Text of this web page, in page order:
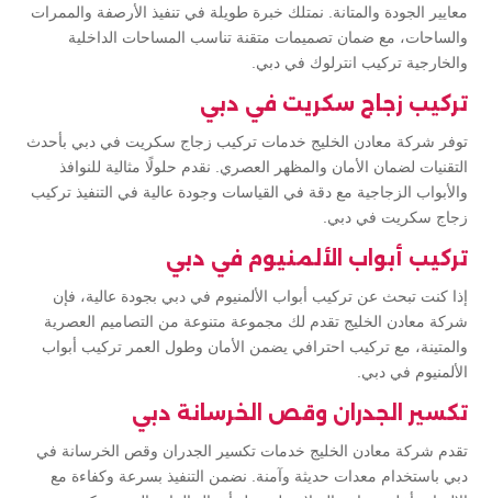
معايير الجودة والمتانة. نمتلك خبرة طويلة في تنفيذ الأرصفة والممرات
والساحات، مع ضمان تصميمات متقنة تناسب المساحات الداخلية
والخارجية تركيب انترلوك في دبي.
تركيب زجاج سكريت في دبي
توفر شركة معادن الخليج خدمات تركيب زجاج سكريت في دبي بأحدث
التقنيات لضمان الأمان والمظهر العصري. نقدم حلولًا مثالية للنوافذ
والأبواب الزجاجية مع دقة في القياسات وجودة عالية في التنفيذ تركيب
زجاج سكريت في دبي.
تركيب أبواب الألمنيوم في دبي
إذا كنت تبحث عن تركيب أبواب الألمنيوم في دبي بجودة عالية، فإن
شركة معادن الخليج تقدم لك مجموعة متنوعة من التصاميم العصرية
والمتينة، مع تركيب احترافي يضمن الأمان وطول العمر تركيب أبواب
الألمنيوم في دبي.
تكسير الجدران وقص الخرسانة دبي
تقدم شركة معادن الخليج خدمات تكسير الجدران وقص الخرسانة في
دبي باستخدام معدات حديثة وآمنة. نضمن التنفيذ بسرعة وكفاءة مع